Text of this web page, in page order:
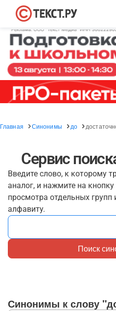
Главная Синонимы до
Сервис
Введите слово, к которому
аналог, и нажмите на
просмотра отдельных групп
алфавиту.
Поиск
Синонимы к слову